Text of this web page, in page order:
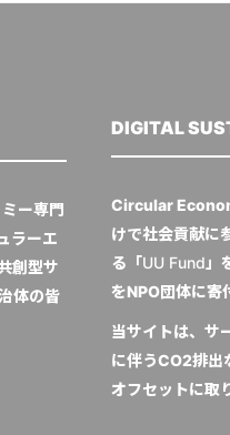
ー専門
ラーエ
創型サ
体の皆
DIGITAL
Circular
けで社会貢献に
る「UU Fund 」
をNPO団体に寄
当サイトは、サ
に伴うCO2排出
オフセットに取